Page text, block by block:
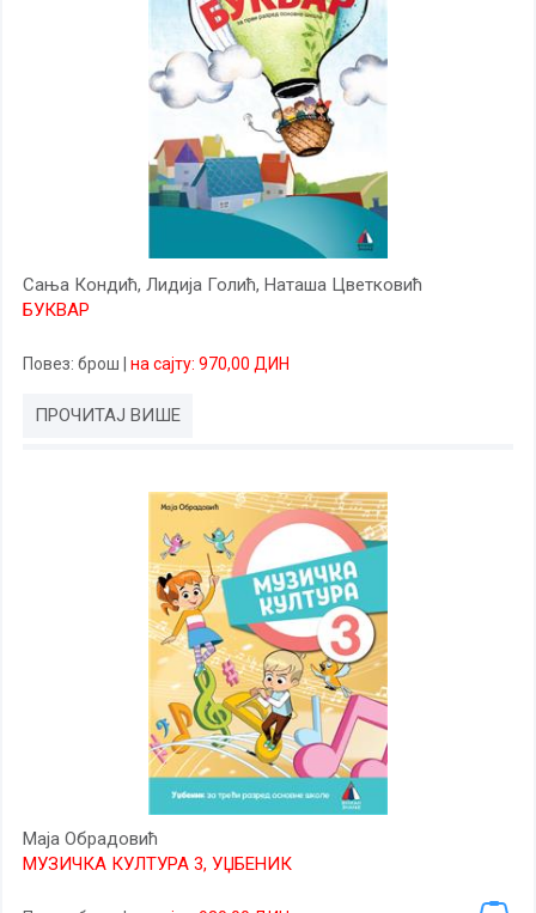
Сања Кондић, Лидија Голић, Наташа Цветковић
БУКВАР
Повез: брош на сајту: 970,00 ДИН
ПРОЧИТАЈ ВИШЕ
Маја Обрадовић
МУЗИЧКА КУЛТУРА 3, УЏБЕНИК